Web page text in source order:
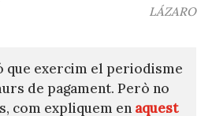
LÁZARO
que exercim el periodisme
de pagament. Però no
com expliquem en aquest